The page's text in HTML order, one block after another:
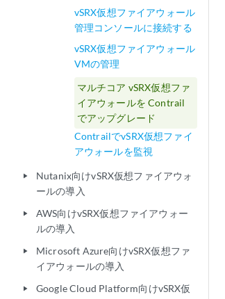
vSRX仮想ファイアウォール
管理コンソールに接続する
vSRX仮想ファイアウォール
VMの管理
マルチコア vSRX仮想ファ
イアウォールを Contrail
でアップグレード
ContrailでvSRX仮想ファイ
アウォールを監視
play_arrow
Nutanix向けvSRX仮想ファイアウォ
ールの導入
play_arrow
AWS向けvSRX仮想ファイアウォー
ルの導入
play_arrow
Microsoft Azure向けvSRX仮想ファ
イアウォールの導入
play_arrow
Google Cloud Platform向けvSRX仮